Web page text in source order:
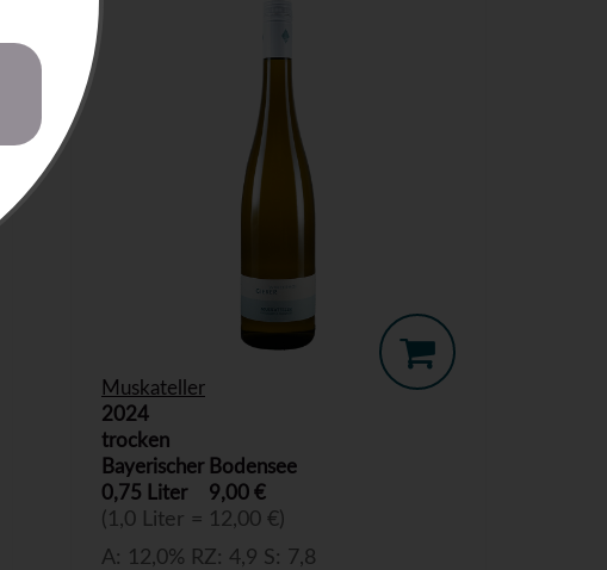
Muskateller
2024
trocken
Bayerischer Bodensee
0,75 Liter
9,00 €
(1,0 Liter = 12,00 €)
A: 12,0% RZ: 4,9 S: 7,8